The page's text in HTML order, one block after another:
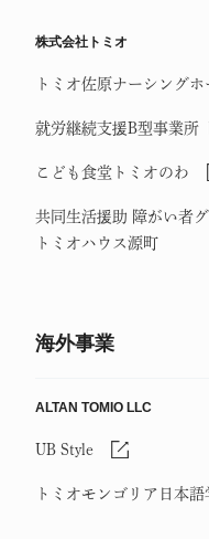
株式会社トミオ
トミオ佐原ナーシングホ
就労継続支援B型事業所
こども食堂トミオのわ
共同生活援助 障がい者
トミオハウス源町
海外事業
ALTAN TOMIO LLC
UB Style
トミオモンゴリア日本語